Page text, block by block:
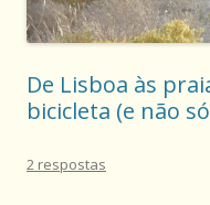
De Lisboa às
bicicleta (e não
2 respostas